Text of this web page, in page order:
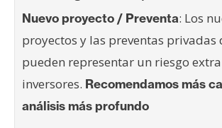
c
o
i
n
Nuevo proyecto / Preventa: Los
proyectos y las preventas privadas
pueden representar un riesgo
inversores. Recomendamos más
análisis más profundo